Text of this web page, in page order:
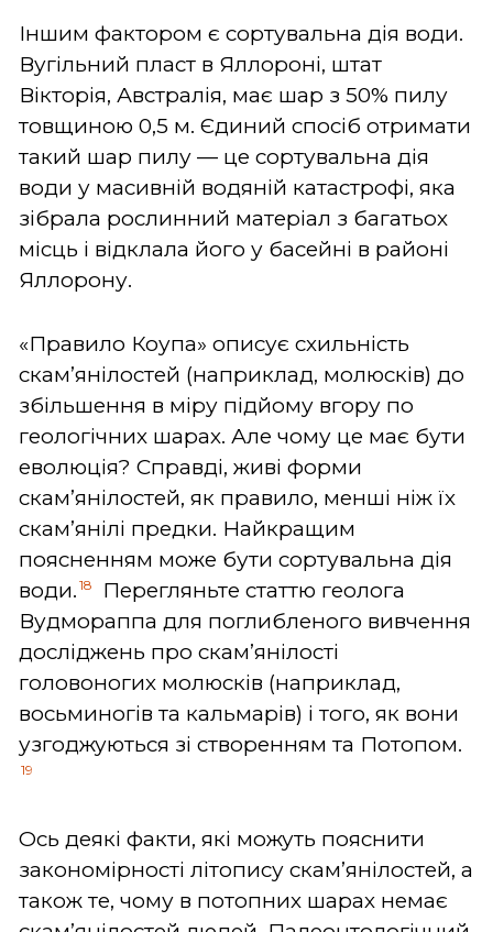
Іншим фактором є сортувальна дія води.
Вугільний пласт в Яллороні, штат
Вікторія, Австралія, має шар з 50% пилу
товщиною 0,5 м. Єдиний спосіб отримати
такий шар пилу — це сортувальна дія
води у масивній водяній катастрофі, яка
зібрала рослинний матеріал з багатьох
місць і відклала його у басейні в районі
Яллорону.
«Правило Коупа» описує схильність
скам’янілостей (наприклад, молюсків) до
збільшення в міру підйому вгору по
геологічних шарах. Але чому це має бути
еволюція? Справді, живі форми
скам’янілостей, як правило, менші ніж їх
скам’янілі предки. Найкращим
поясненням може бути сортувальна дія
води. 18
Перегляньте статтю геолога
Вудмораппа для поглибленого вивчення
досліджень про скам’янілості
головоногих молюсків (наприклад,
восьминогів та кальмарів) і того, як вони
узгоджуються зі створенням та Потопом.
19
Ось деякі факти, які можуть пояснити
закономірності літопису скам’янілостей, а
також те, чому в потопних шарах немає